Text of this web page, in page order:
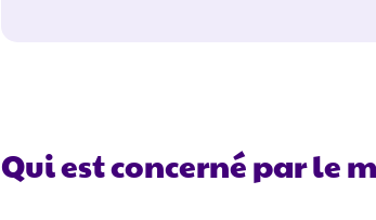
Qui est concerné par le